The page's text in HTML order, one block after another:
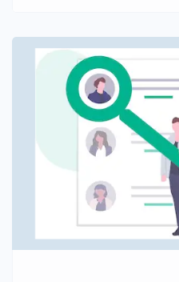
peut vite devenir un
Heureusement, des
comme
cette démarche.
essentiels pour
professionnel fiable
vos besoins. 1.
et les services Tous